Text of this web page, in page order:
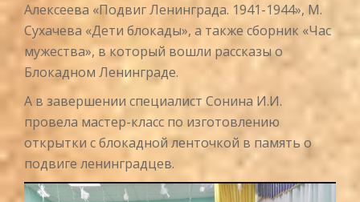
Алексеева «Подвиг Ленинграда. 1941-1944», М.
Сухачева «Дети блокады», а также сборник «Час
мужества», в который вошли рассказы о
Блокадном Ленинграде.
А в завершении специалист Сонина И.И.
провела мастер-класс по изготовлению
открытки с блокадной ленточкой в память о
подвиге ленинградцев.